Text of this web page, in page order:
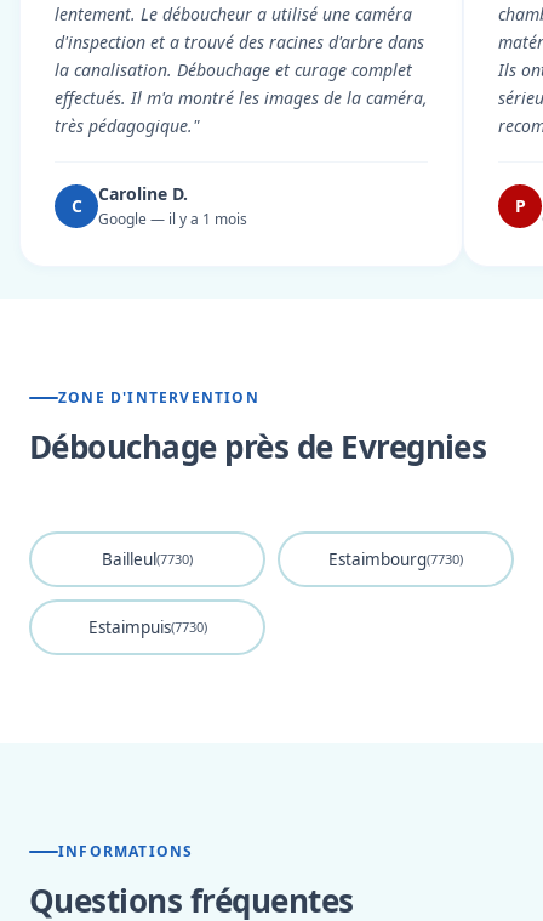
lentement. Le déboucheur a utilisé une caméra
d'inspection et a trouvé des racines d'arbre dans
la canalisation. Débouchage et curage complet
effectués. Il m'a montré les images de la caméra,
très pédagogique."
C
Caroline D.
Google — il y a 1 mois
Ils
P
ZONE D'INTERVENTION
Débouchage près de Evregnies
Bailleul(7730) Estaimbourg(7730)
Estaimpuis(7730)
INFORMATIONS
Questions fréquentes